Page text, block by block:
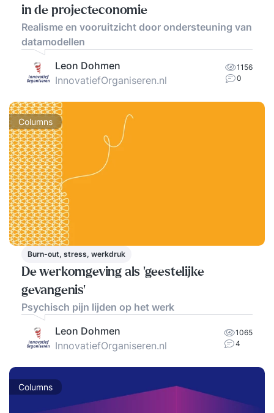
in de projecteconomie
Realisme en vooruitzicht door ondersteuning van
datamodellen
Leon Dohmen
InnovatiefOrganiseren.nl
1156
0
Columns
Burn-out, stress, werkdruk
De werkomgeving als ‘geestelijke
gevangenis’
Psychisch pijn lijden op het werk
Leon Dohmen
InnovatiefOrganiseren.nl
1065
4
Columns